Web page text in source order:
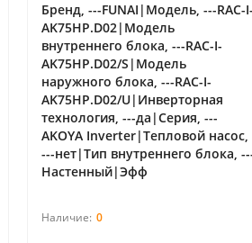
Бренд, ---FUNAI|Модель, ---RAC-I-
AK75HP.D02|Модель
внутреннего блока, ---RAC-I-
AK75HP.D02/S|Модель
наружного блока, ---RAC-I-
AK75HP.D02/U|Инверторная
технология, ---да|Серия, ---
AKOYA Inverter|Тепловой насос,
---нет|Тип внутреннего блока,
Настенный|Эфф
0